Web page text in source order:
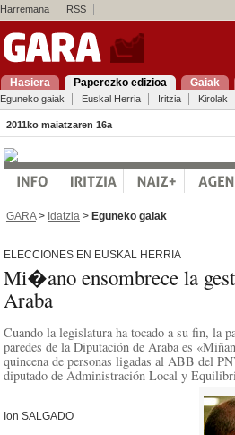
Harremana RSS
Hasiera Paperezko edizioa Gaiak
Eguneko gaiak Euskal Herria Iritzia Kirolak
2011ko maiatzaren 16a
GARA> Idatzia > Eguneko gaiak
ELECCIONES EN EUSKAL HERRIA
Mi�ano ensombrece la
Araba
Cuando la legislatura ha tocado a su fin, la
paredes de la Diputación de Araba es
quincena de personas ligadas al ABB del
diputado de Administración Local y
Ion SALGADO